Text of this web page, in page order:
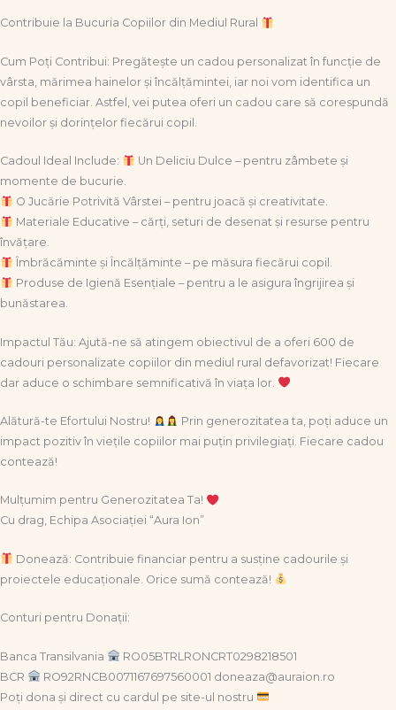
Contribuie la Bucuria Copiilor din Mediul Rural
Cum Poți Contribui: Pregătește un cadou personalizat în funcție de
vârsta, mărimea hainelor și încălțămintei, iar noi vom identifica un
copil beneficiar. Astfel, vei putea oferi un cadou care să corespundă
nevoilor și dorințelor fiecărui copil.
Cadoul Ideal Include:
Un Deliciu Dulce – pentru zâmbete și
momente de bucurie.
O Jucărie Potrivită Vârstei – pentru joacă și creativitate.
Materiale Educative – cărți, seturi de desenat și resurse pentru
învățare.
Îmbrăcăminte și Încălțăminte – pe măsura fiecărui copil.
Produse de Igienă Esențiale – pentru a le asigura îngrijirea și
bunăstarea.
Impactul Tău: Ajută-ne să atingem obiectivul de a oferi 600 de
cadouri personalizate copiilor din mediul rural defavorizat! Fiecare
dar aduce o schimbare semnificativă în viața lor.
Alătură-te Efortului Nostru!
Prin generozitatea ta, poți aduce un
impact pozitiv în viețile copiilor mai puțin privilegiați. Fiecare cadou
contează!
Mulțumim pentru Generozitatea Ta!
Cu drag, Echipa Asociației “Aura Ion”
Donează: Contribuie financiar pentru a susține cadourile și
proiectele educaționale. Orice sumă contează!
Conturi pentru Donații:
Banca Transilvania
RO05BTRLRONCRT0298218501
BCR
RO92RNCB0071167697560001 doneaza@auraion.ro
Poți dona și direct cu cardul pe site-ul nostru